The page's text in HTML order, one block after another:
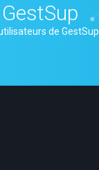
de GestSup